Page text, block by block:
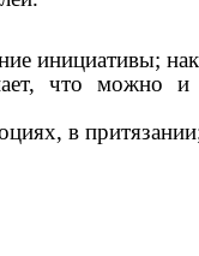
инициативы;
что можно и
в